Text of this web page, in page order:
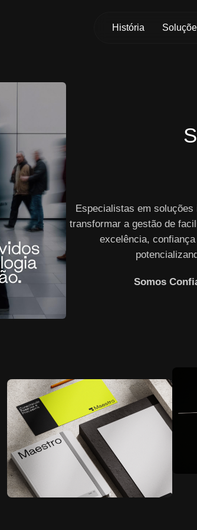
História
Especialistas em soluções
transformar a gestão de
excelência,
Somos